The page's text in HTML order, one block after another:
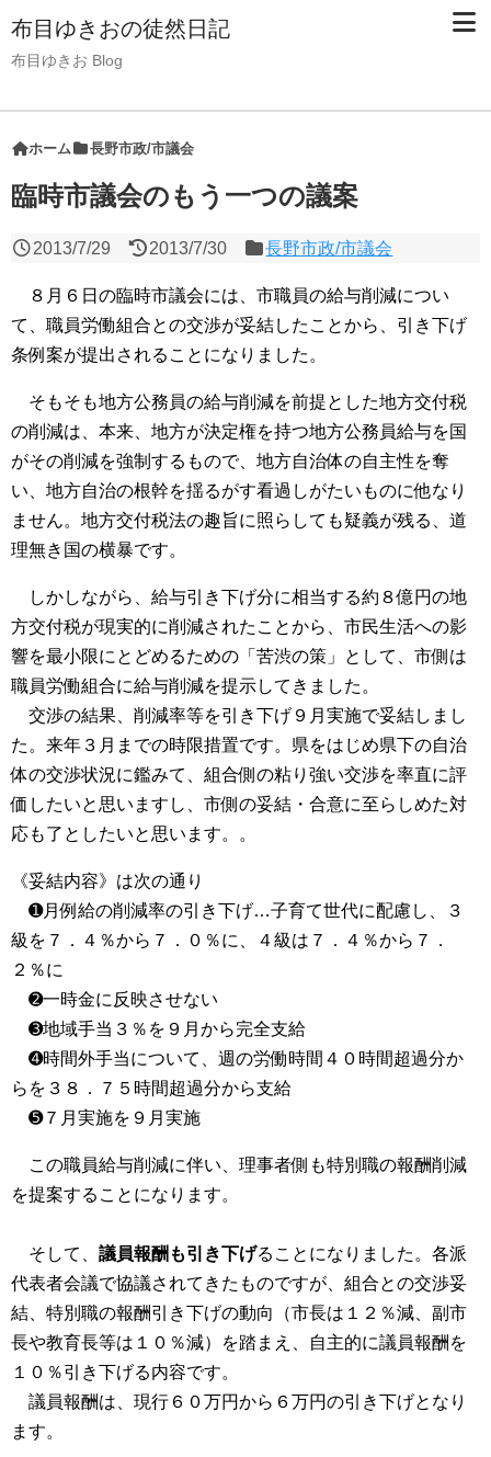
布目ゆきおの徒然日記
布目ゆきお Blog
ホーム 長野市政/市議会
臨時市議会のもう一つの議案
2013/7/29 2013/7/30 長野市政/市議会
８月６日の臨時市議会には、市職員の給与削減につい
て、職員労働組合との交渉が妥結したことから、引き下げ
条例案が提出されることになりました。
そもそも地方公務員の給与削減を前提とした地方交付税
の削減は、本来、地方が決定権を持つ地方公務員給与を国
がその削減を強制するもので、地方自治体の自主性を奪
い、地方自治の根幹を揺るがす看過しがたいものに他なり
ません。地方交付税法の趣旨に照らしても疑義が残る、道
理無き国の横暴です。
しかしながら、給与引き下げ分に相当する約８億円の地
方交付税が現実的に削減されたことから、市民生活への影
響を最小限にとどめるための「苦渋の策」として、市側は
職員労働組合に給与削減を提示してきました。
交渉の結果、削減率等を引き下げ９月実施で妥結しまし
た。来年３月までの時限措置です。県をはじめ県下の自治
体の交渉状況に鑑みて、組合側の粘り強い交渉を率直に評
価したいと思いますし、市側の妥結・合意に至らしめた対
応も了としたいと思います。。
《妥結内容》は次の通り
➊月例給の削減率の引き下げ…子育て世代に配慮し、３
級を７．４％から７．０％に、４級は７．４％から７．
２％に
➋一時金に反映させない
➌地域手当３％を９月から完全支給
➍時間外手当について、週の労働時間４０時間超過分か
らを３８．７５時間超過分から支給
➎７月実施を９月実施
この職員給与削減に伴い、理事者側も特別職の報酬削減
を提案することになります。
そして、 議員報酬も引き下げることになりました。各派
代表者会議で協議されてきたものですが、組合との交渉妥
結、特別職の報酬引き下げの動向（市長は１２％減、副市
長や教育長等は１０％減）を踏まえ、自主的に議員報酬を
１０％引き下げる内容です。
議員報酬は、現行６０万円から６万円の引き下げとなり
ます。